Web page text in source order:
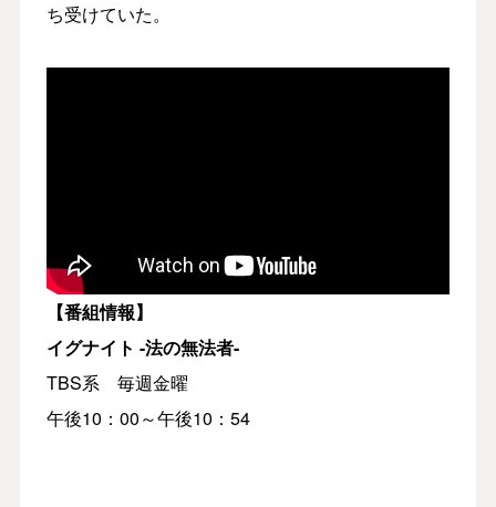
ち受けていた。
【番組情報】
イグナイト -法の無法者-
TBS系 毎週金曜
午後10：00～午後10：54